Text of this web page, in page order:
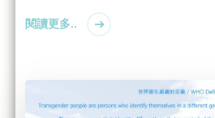
閱讀更多..